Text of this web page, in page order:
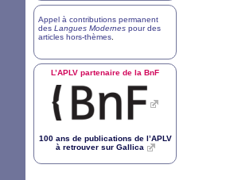
Appel à contributions permanent
des Langues Modernes pour des
articles hors-thèmes
L’APLV partenaire de la BnF
100 ans de publications de l’APLV
à retrouver sur Gallica